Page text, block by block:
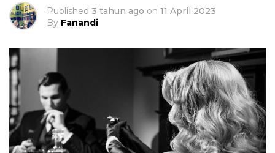
Published 3 tahun ago on 11 April 2023
By Fanandi